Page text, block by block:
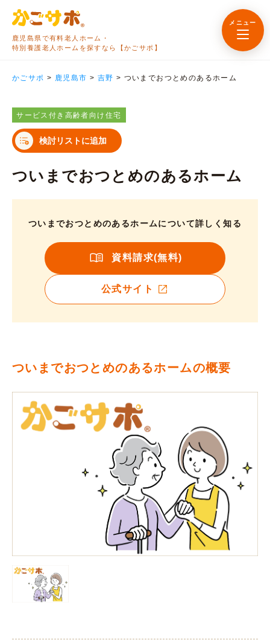
鹿児島県で有料老人ホーム・
特別養護老人ホームを探すなら【かごサポ】
メニュー
かごサポ > 鹿児島市 > 吉野 > ついまでおつとめのあるホーム
サービス付き高齢者向け住宅
検討リストに追加
ついまでおつとめのあるホーム
ついまでおつとめのあるホームについて詳しく知る
資料請求(無料)
公式サイト
ついまでおつとめのあるホームの概要